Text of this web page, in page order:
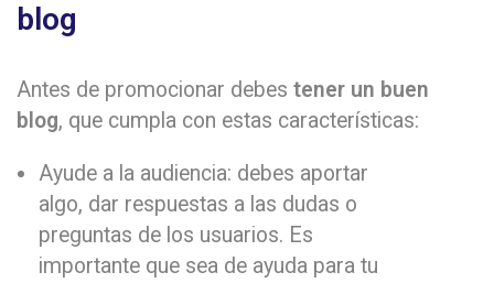
blog
Antes de promocionar debes tener un buen
blog, que cumpla con estas características:
Ayude a la audiencia: debes aportar
algo, dar respuestas a las dudas o
preguntas de los usuarios. Es
importante que sea de ayuda para tu